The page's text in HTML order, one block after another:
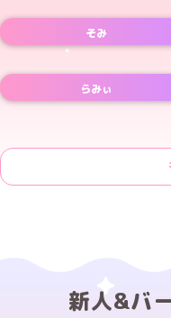
そみ
らみぃ
新人&バ